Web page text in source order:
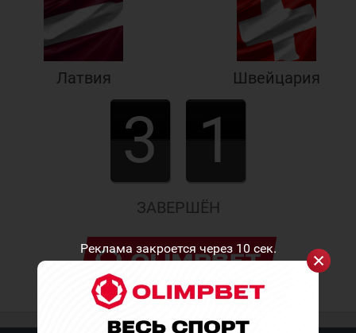
Реклама закроется через 10 сек.
Латвия
3 1
ЗАВЕРШЁН
Швейцария